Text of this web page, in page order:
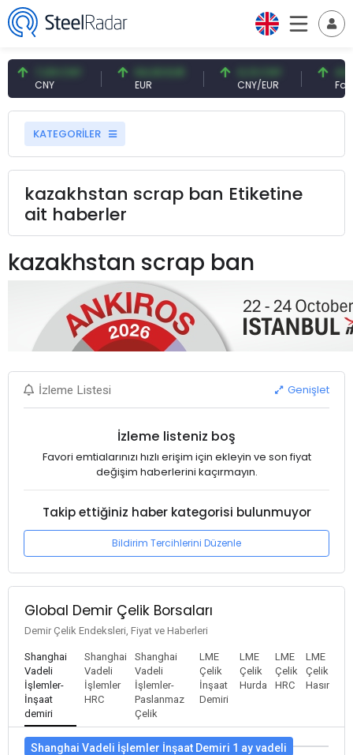
CNY EUR CNY/EUR Faiz
KATEGORİLER
kazakhstan scrap ban Etiketine
ait haberler
kazakhstan scrap ban
İzleme Listesi Genişlet
İzleme listeniz boş
Favori emtialarınızı hızlı erişim için ekleyin ve son fiyat
değişim haberlerini kaçırmayın.
Takip ettiğiniz haber kategorisi bulunmuyor
Bildirim Tercihlerini Düzenle
Global Demir Çelik Borsaları
Demir Çelik Endeksleri, Fiyat ve Haberleri
Shanghai
Vadeli
İşlemler-
İnşaat
demiri
Shanghai
Vadeli
İşlemler
HRC
Shanghai
Vadeli
İşlemler-
Paslanmaz
Çelik
LME
Çelik
İnşaat
Demiri
LME
Çelik
Hurda
LME
Çelik
HRC
LME
Çelik
Hasır
Shanghai Vadeli İşlemler İnşaat Demiri 1 ay vadeli